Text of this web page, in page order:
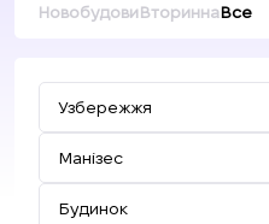
НовобудовиВториннаВсе